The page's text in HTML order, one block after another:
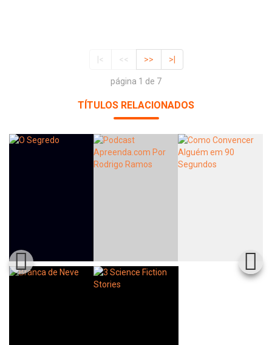
|< << >> >|
página 1 de 7
TÍTULOS RELACIONADOS